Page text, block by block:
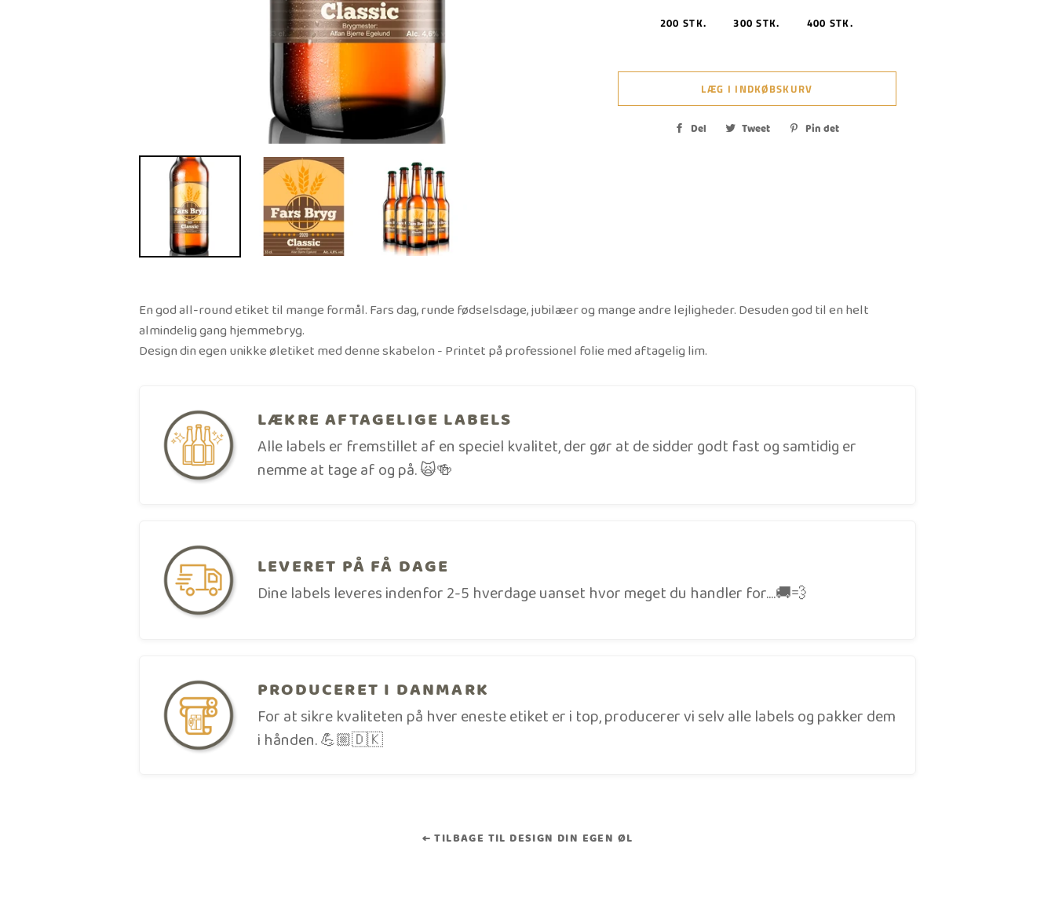
200 STK. 300 STK. 400 STK.
LÆG I INDKØBSKURV
Del
Del
Tweet
TweetPin det
En god all-round etiket til mange formål. Fars dag, runde fødselsdage, jubilæer og mange andre lejligheder. Desuden god til en helt
almindelig gang hjemmebryg.
Design din egen unikke øletiket med denne skabelon - Printet på professionel folie med aftagelig lim.
LÆKRE AFTAGELIGE LABELS
Alle labels er fremstillet af en speciel kvalitet, der gør at de sidder godt fast og samtidig er
nemme at tage af og på. 🙀🍻
LEVERET PÅ FÅ DAGE
Dine labels leveres indenfor 2-5 hverdage uanset hvor meget du handler for....🚚💨
PRODUCERET I DANMARK
For at sikre kvaliteten på hver eneste etiket er i top, producerer vi selv alle labels og pakker dem
i hånden. 💪🏼🇩🇰
← TILBAGE TIL DESIGN DIN EGEN ØL